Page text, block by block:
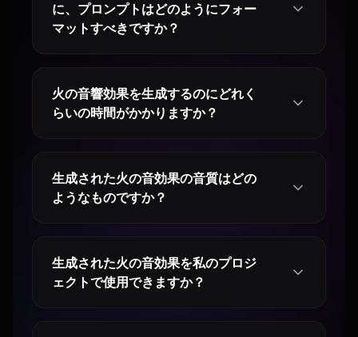
に、プロンプトはどのようにフォー
マットすべきですか？
火の音響効果を生成するのにどれく
らいの時間がかかりますか？
生成された火の音効果の音質はどの
ようなものですか？
生成された火の音効果を私のプロジ
ェクトで使用できますか？